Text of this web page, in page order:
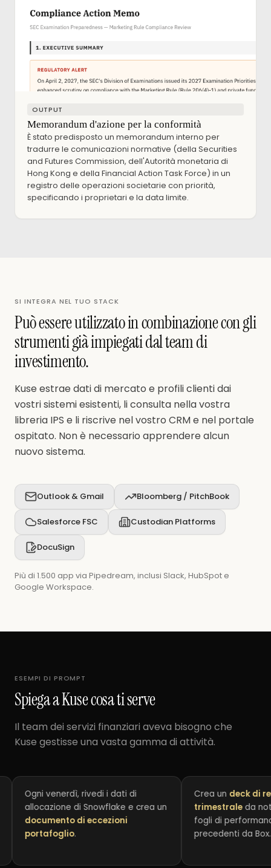
OUTPUT
Memorandum d'azione per la conformità
È stato predisposto un memorandum interno per
tradurre le comunicazioni normative (della Securities
and Futures Commission, dell'Autorità monetaria di
Hong Kong e della Financial Action Task Force) in un
registro delle operazioni societarie con priorità,
specificando i proprietari e la data limite.
SI INTEGRA NEL TUO STACK
Può essere utilizzato in combinazione con gli
strumenti già impiegati dal team di
investimento.
Kuse estrae dati di mercato e profili clienti dai
vostri sistemi esistenti, li consulta nella vostra
libreria IPS e li riscrive nel vostro CRM e nel portale
ospitato. Non è necessario apprendere alcun
nuovo sistema.
Outlook & Gmail Bloomberg / PitchBook
Salesforce FSC Custodian Platforms
DocuSign
Più di 1.500 app via Pipedream, inclusi Slack, HubSpot e
Google Workspace.
ESEMPI DI PROMPT
Spiega a Kuse cosa ti serve
Il team dei servizi finanziari aveva bisogno che
Kuse gestisse una vasta gamma di attività.
Ogni venerdì, rivedi i dati di
allocazione di Snowflake e crea un
documento di eccezioni
portafoglio.
Crea undeck di
trimestraleda note
fogli di performance
precedenti da Box.